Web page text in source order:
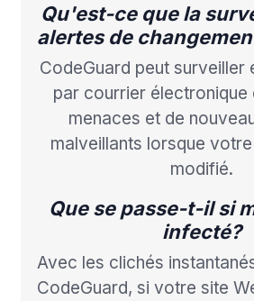
Qu'est-ce que la
alertes de
CodeGuard peut surveiller
par courrier électronique
menaces et de
malveillants lorsque
modifié.
Que se passe-t-il si
infecté?
Avec les clichés
CodeGuard, si votre site